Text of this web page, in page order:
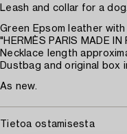
Leash and collar for a dog.
Green Epsom leather
"HERMÈS PARIS MADE
Necklace length
Dustbag and original box
As new.
Tietoa ostamisesta